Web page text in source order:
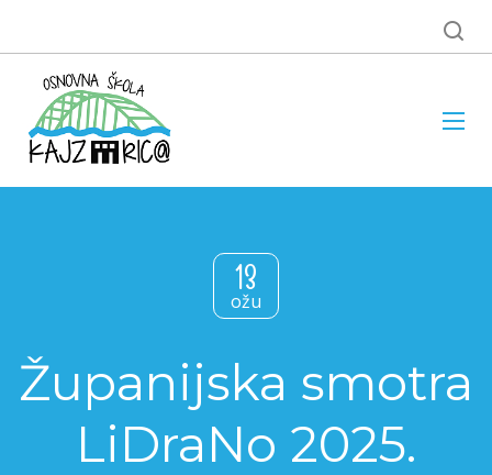
13
ožu
Županijska smotra
LiDraNo 2025.